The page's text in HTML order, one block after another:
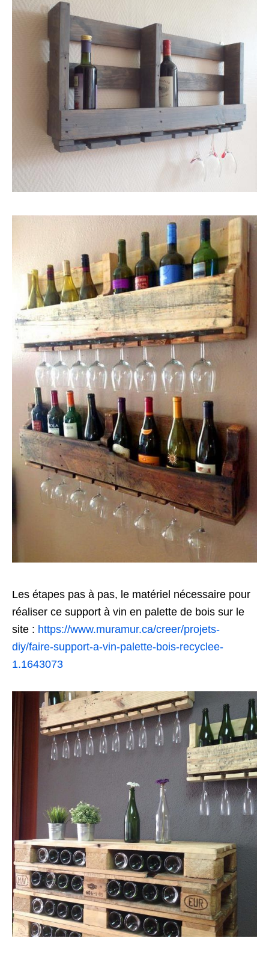
Les étapes pas à pas, le matériel nécessaire pour
réaliser ce support à vin en palette de bois sur le
site : https://www.muramur.ca/creer/projets-
diy/faire-support-a-vin-palette-bois-recyclee-
1.1643073